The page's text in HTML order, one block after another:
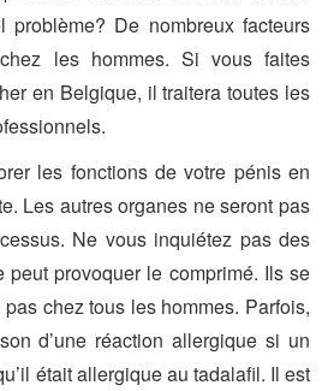
problème? De nombreux facteurs
les hommes. Si vous faites
en Belgique, il traitera toutes les
les fonctions de votre pénis en
Les autres organes ne seront pas
Ne vous inquiétez pas des
provoquer le comprimé. Ils se
chez tous les hommes. Parfois,
d’une réaction allergique si un
était allergique au tadalafil. Il est